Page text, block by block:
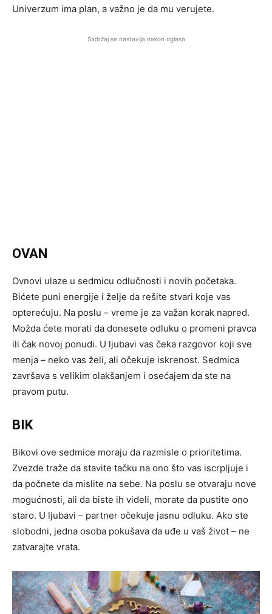
Univerzum ima plan, a važno je da mu verujete.
Sadržaj se nastavlja nakon oglasa
OVAN
Ovnovi ulaze u sedmicu odlučnosti i novih početaka.
Bićete puni energije i želje da rešite stvari koje vas
opterećuju. Na poslu – vreme je za važan korak napred.
Možda ćete morati da donesete odluku o promeni pravca
ili čak novoj ponudi. U ljubavi vas čeka razgovor koji sve
menja – neko vas želi, ali očekuje iskrenost. Sedmica
završava s velikim olakšanjem i osećajem da ste na
pravom putu.
BIK
Bikovi ove sedmice moraju da razmisle o prioritetima.
Zvezde traže da stavite tačku na ono što vas iscrpljuje i
da počnete da mislite na sebe. Na poslu se otvaraju nove
mogućnosti, ali da biste ih videli, morate da pustite ono
staro. U ljubavi – partner očekuje jasnu odluku. Ako ste
slobodni, jedna osoba pokušava da uđe u vaš život – ne
zatvarajte vrata.